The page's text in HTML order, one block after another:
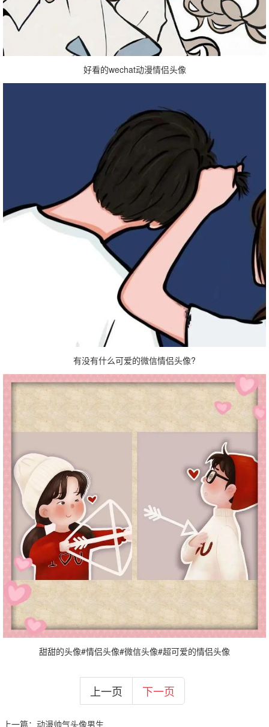
好看的wechat动漫情侣头像
有没有什么可爱的微信情侣头像?
甜甜的头像#情侣头像#微信头像#超可爱的情侣头像
上一页 下一页
上一篇： 动漫帅气头像男生